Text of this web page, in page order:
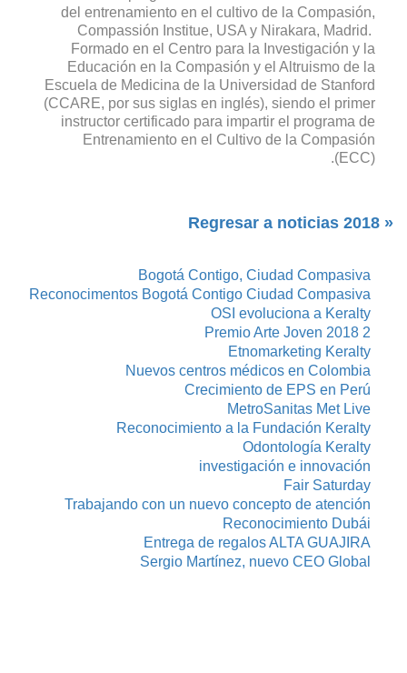
del entrenamiento en el cultivo de la Compasión,
Compassión Institue, USA y Nirakara, Madrid.
Formado en el Centro para la Investigación y la
Educación en la Compasión y el Altruismo de la
Escuela de Medicina de la Universidad de Stanford
(CCARE, por sus siglas en inglés), siendo el primer
instructor certificado para impartir el programa de
Entrenamiento en el Cultivo de la Compasión
(ECC).
« Regresar a noticias 2018
Bogotá Contigo, Ciudad Compasiva
Reconocimentos Bogotá Contigo Ciudad Compasiva
OSI evoluciona a Keralty
Premio Arte Joven 2018 2
Etnomarketing Keralty
Nuevos centros médicos en Colombia
Crecimiento de EPS en Perú
MetroSanitas Met Live
Reconocimiento a la Fundación Keralty
Odontología Keralty
investigación e innovación
Fair Saturday
Trabajando con un nuevo concepto de atención
Reconocimiento Dubái
Entrega de regalos ALTA GUAJIRA
Sergio Martínez, nuevo CEO Global